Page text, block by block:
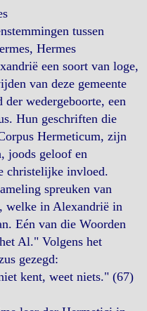
tussen
Hermes
een soort van loge,
van deze gemeente
der wedergeboorte, een
Hun geschriften die
Hermeticum, zijn
joods geloof en
christelijke invloed.
spreuken van
welke in Alexandrië in
Eén van die Woorden
Al." Volgens het
gezegd:
kent, weet niets." (67)